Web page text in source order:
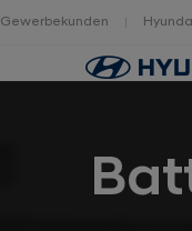
Gewerbekunden